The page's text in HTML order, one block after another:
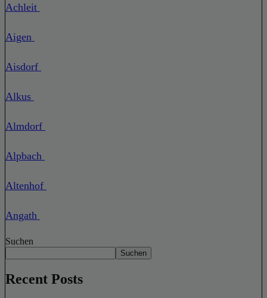
Achleit
Aigen
Aisdorf
Alkus
Almdorf
Alpbach
Altenhof
Angath
Suchen
Suchen
Recent Posts